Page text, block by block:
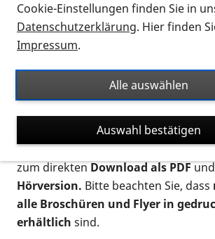
für blinde und sehbehinderte
Auf dieser Seite finden Sie
Ort. Nutzen Sie den Formatfilter, um
nach Flyern und Broschüren, Audios
suchen. Die meisten Flyer und
verschiedenen Formaten angeboten:
postalischen Bestellung als
zum direktenDownload als PDF
Hörversion. Bitte beachten Sie, dass
alle Broschüren und Flyer in
erhältlich sind.
Cookie-Einstellungen finden Sie in
Datenschutzerklärung. Hier finden
Impressum.
Alle auswählen
Auswahl bestätigen